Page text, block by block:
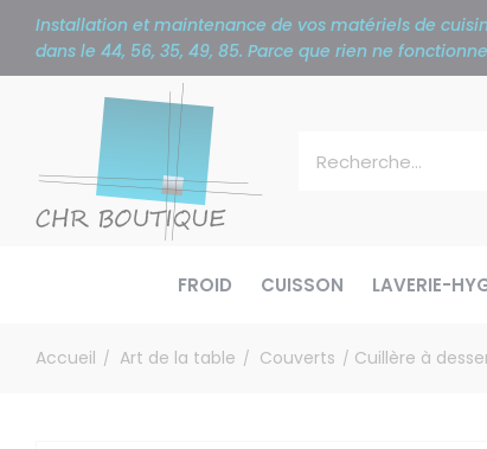
Installation et maintenance de vos matériels de
dans le 44, 56, 35, 49, 85. Parce que rien ne
FROID CUISSON LAVERIE-
Accueil / Art de la table / Couverts / Cuillère à
Panneau de gestion des cookies